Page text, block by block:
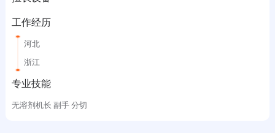
工作经历
河北
浙江
专业技能
无溶剂机长 副手 分切